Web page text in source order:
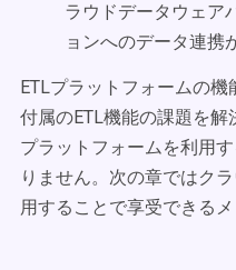
ラウドデータウェア
ョンへのデータ連携
ETLプラットフォームの
付属のETL機能の課題を
プラットフォームを利用
りません。次の章ではク
用することで享受できる